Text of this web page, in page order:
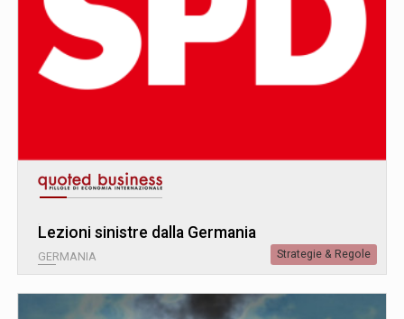
Lezioni sinistre dalla Germania
GERMANIA Strategie & Regole